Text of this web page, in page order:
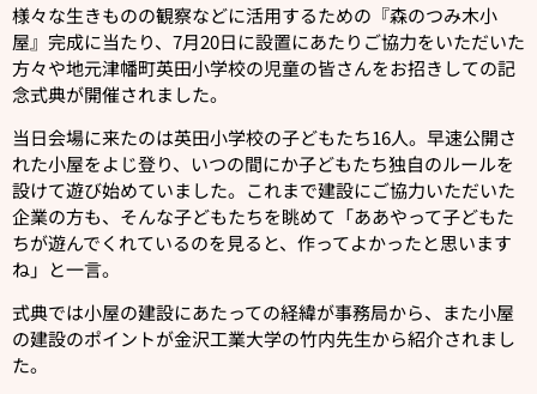
様々な生きものの観察などに活用するための『森のつみ木小
屋』完成に当たり、7月20日に設置にあたりご協力をいただいた
方々や地元津幡町英田小学校の児童の皆さんをお招きしての記
念式典が開催されました。
当日会場に来たのは英田小学校の子どもたち16人。早速公開さ
れた小屋をよじ登り、いつの間にか子どもたち独自のルールを
設けて遊び始めていました。これまで建設にご協力いただいた
企業の方も、そんな子どもたちを眺めて「ああやって子どもた
ちが遊んでくれているのを見ると、作ってよかったと思います
ね」と一言。
式典では小屋の建設にあたっての経緯が事務局から、また小屋
の建設のポイントが金沢工業大学の竹内先生から紹介されまし
た。